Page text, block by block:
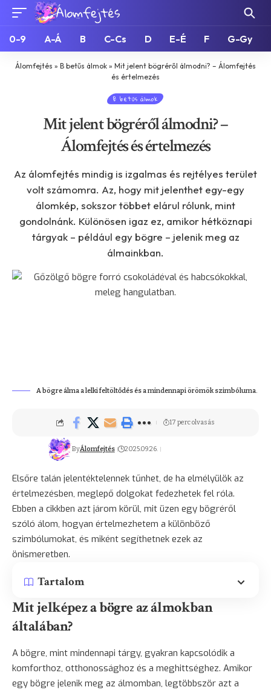
0-9 A-Á B C-Cs D E-É F G-Gy
Álomfejtés » B betűs álmok » Mit jelent bögréről álmodni? – Álomfejtés
és értelmezés
B betűs álmok
Mit jelent bögréről álmodni? –
Álomfejtés és értelmezés
Az álomfejtés mindig is izgalmas és rejtélyes terület
volt számomra. Az, hogy mit jelenthet egy-egy
álomkép, sokszor többet elárul rólunk, mint
gondolnánk. Különösen igaz ez, amikor hétköznapi
tárgyak – például egy bögre – jelenik meg az
álmainkban.
A bögre álma a lelki feltöltődés és a mindennapi örömök szimbóluma.
ByÁlomfejtés 2025.09.26.
17 perc olvasás
Elsőre talán jelentéktelennek tűnhet, de ha elmélyülök az
értelmezésben, meglepő dolgokat fedezhetek fel róla.
Ebben a cikkben azt járom körül, mit üzen egy bögréről
szóló álom, hogyan értelmezhetem a különböző
szimbólumokat, és miként segíthetnek ezek az
önismeretben.
Tartalom
Mit jelképez a bögre az álmokban
általában?
A bögre, mint mindennapi tárgy, gyakran kapcsolódik a
komforthoz, otthonossághoz és a meghittséghez. Amikor
egy bögre jelenik meg az álmomban, legtöbbször azt a